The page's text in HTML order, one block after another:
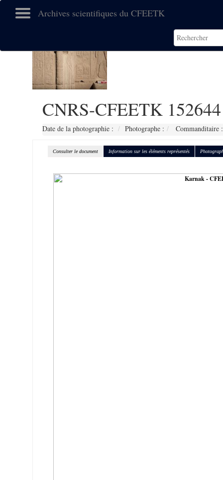
Archives scientifiques du CFEETK
CNRS-CFEETK 152644
Date de la photographie : Photographe : Commanditaire
Consulter le document Information sur les éléments représentés